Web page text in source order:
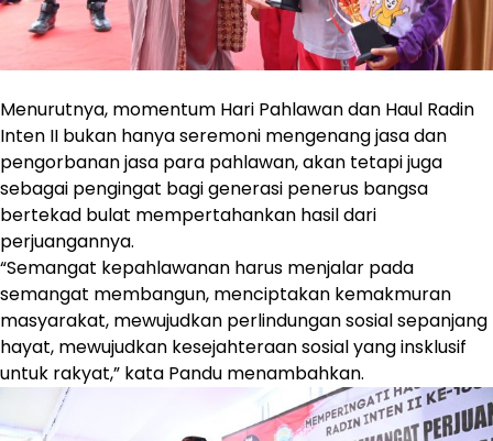
Menurutnya, momentum Hari Pahlawan dan Haul Radin
Inten II bukan hanya seremoni mengenang jasa dan
pengorbanan jasa para pahlawan, akan tetapi juga
sebagai pengingat bagi generasi penerus bangsa
bertekad bulat mempertahankan hasil dari
perjuangannya.
“Semangat kepahlawanan harus menjalar pada
semangat membangun, menciptakan kemakmuran
masyarakat, mewujudkan perlindungan sosial sepanjang
hayat, mewujudkan kesejahteraan sosial yang insklusif
untuk rakyat,” kata Pandu menambahkan.